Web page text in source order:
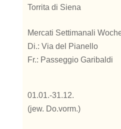
Torrita di Siena
Mercati Settimanali
Di.: Via del Pianello
Fr.: Passeggio Garibaldi
01.01.-31.12.
(jew. Do.vorm.)